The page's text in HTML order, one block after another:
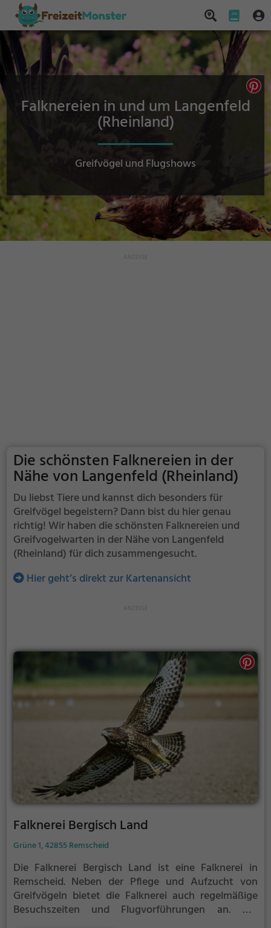
Falknereien in und um Langenfeld
(Rheinland)
Greifvögel und Flugshows
Die schönsten Falknereien in der
Nähe von Langenfeld (Rheinland)
Du liebst Tiere und kannst dich besonders für
Greifvögel begeistern? Dann bist du hier genau
richtig! Wir haben die schönsten Falknereien und
Greifvogelwarten in der Nähe von Langenfeld
(Rheinland) für dich zusammengesucht.
Hier geht’s direkt zur Kartenansicht
Falknerei Bergisch Land
Grüne 1, 42855 Remscheid
Die Falknerei Bergisch Land ist eine Falknerei in
Remscheid. Neben der Pflege und Aufzucht von
Greifvögeln bietet die Falknerei auch regelmäßige
Besuchszeiten und Flugvorführungen an. Die